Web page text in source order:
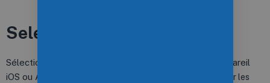
Selectionnez votre mission
Sélectionnez votre mission pré-planifiée sur votre appareil
iOS ou Android.
PIX4Dscan a intègre des plans de vol pour les